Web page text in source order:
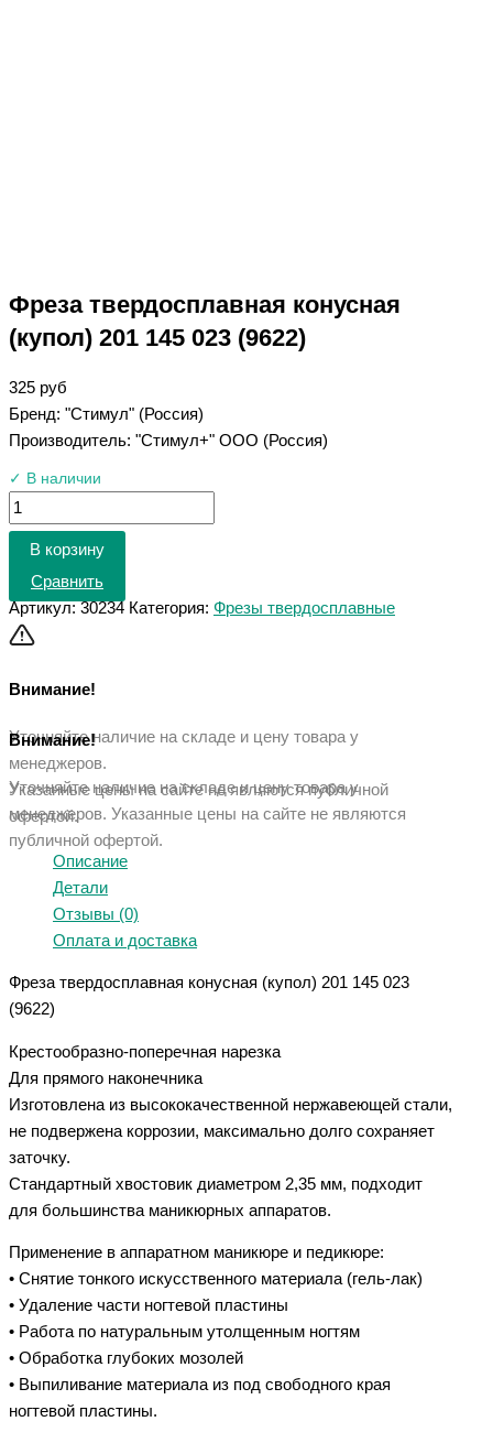
Фреза твердосплавная конусная
(купол) 201 145 023 (9622)
325 руб
Бренд: "Стимул" (Россия)
Производитель: "Стимул+" ООО (Россия)
✓ В наличии
В корзину
Сравнить
Артикул:30234 Категория: Фрезы твердосплавные
Внимание!
Уточняйте наличие на складе и цену товара у
менеджеров.
Указанные цены на сайте не являются публичной
офертой.
Внимание!
Уточняйте наличие на складе и цену товара у
менеджеров. Указанные цены на сайте не являются
публичной офертой.
Описание
Детали
Отзывы (0)
Оплата и доставка
Фреза твердосплавная конусная (купол) 201 145 023
(9622)
Крестообразно-поперечная нарезка
Для прямого наконечника
Изготовлена из высококачественной нержавеющей стали,
не подвержена коррозии, максимально долго сохраняет
заточку.
Стандартный хвостовик диаметром 2,35 мм, подходит
для большинства маникюрных аппаратов.
Применение в аппаратном маникюре и педикюре:
• Снятие тонкого искусственного материала (гель-лак)
• Удаление части ногтевой пластины
• Работа по натуральным утолщенным ногтям
• Обработка глубоких мозолей
• Выпиливание материала из под свободного края
ногтевой пластины.